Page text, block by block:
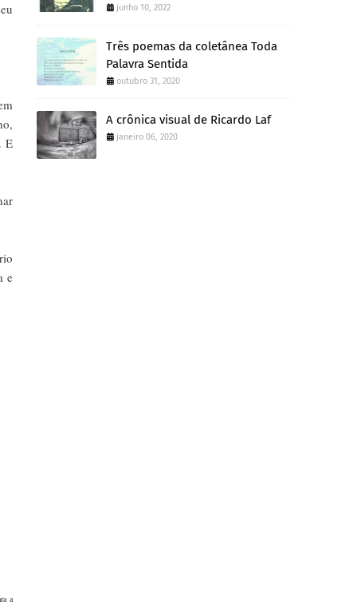
E
e
a
junho 10, 2022
Três poemas da coletânea Toda
Palavra Sentida
outubro 31, 2020
A crônica visual de Ricardo Laf
janeiro 06, 2020